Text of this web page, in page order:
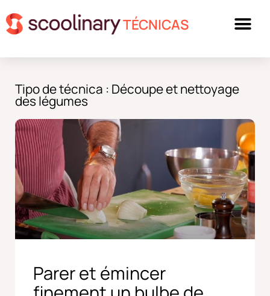
TÉCNICAS
Tipo de técnica : Découpe et nettoyage
des légumes
Parer et émincer